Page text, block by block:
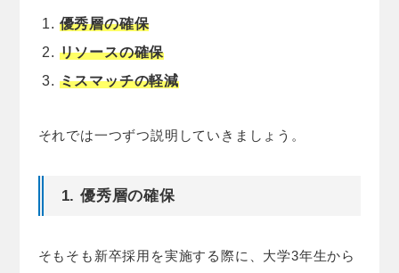
優秀層の確保
リソースの確保
ミスマッチの軽減
それでは一つずつ説明していきましょう。
1. 優秀層の確保
そもそも新卒採用を実施する際に、大学3年生から